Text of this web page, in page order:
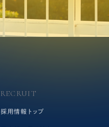
RECRUIT
採用情報トップ